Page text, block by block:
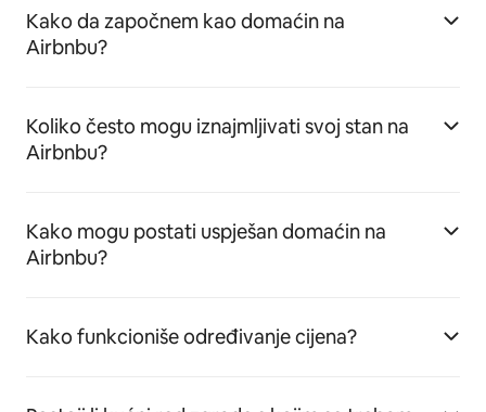
Kako da započnem kao domaćin na
Airbnbu?
Koliko često mogu iznajmljivati svoj stan na
Airbnbu?
Kako mogu postati uspješan domaćin na
Airbnbu?
Kako funkcioniše određivanje cijena?